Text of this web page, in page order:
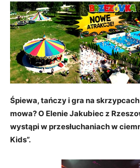
Śpiewa, tańczy i gra na skrzypcach
mowa? O Elenie Jakubiec z
wystąpi w przesłuchaniach w
Kids”.